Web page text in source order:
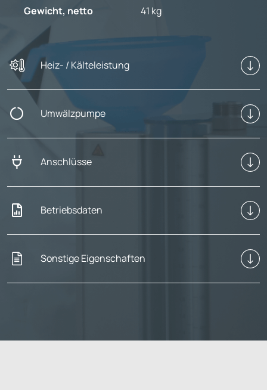
Gewicht, netto 41 kg
Heiz- / Kälteleistung
Umwälzpumpe
Anschlüsse
Betriebsdaten
Sonstige Eigenschaften